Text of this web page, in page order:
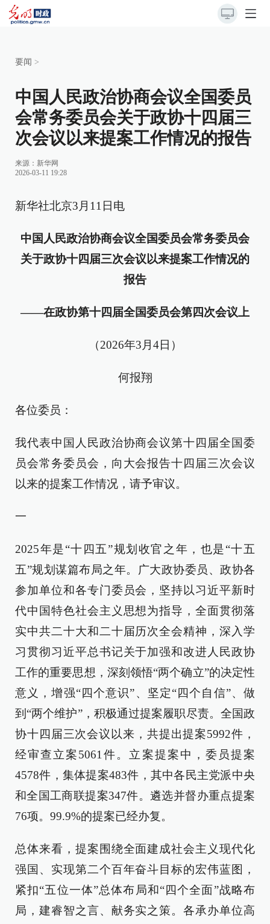
要闻 >
中国人民政治协商会议全国委员
会常务委员会关于政协十四届三
次会议以来提案工作情况的报告
来源： 新华网
2026-03-11 19:28
新华社北京3月11日电
中国人民政治协商会议全国委员会常务委员会
关于政协十四届三次会议以来提案工作情况的
报告
——在政协第十四届全国委员会第四次会议上
（2026年3月4日）
何报翔
各位委员：
我代表中国人民政治协商会议第十四届全国委
员会常务委员会，向大会报告十四届三次会议
以来的提案工作情况，请予审议。
一
2025年是“十四五”规划收官之年，也是“十五
五”规划谋篇布局之年。广大政协委员、政协各
参加单位和各专门委员会，坚持以习近平新时
代中国特色社会主义思想为指导，全面贯彻落
实中共二十大和二十届历次全会精神，深入学
习贯彻习近平总书记关于加强和改进人民政协
工作的重要思想，深刻领悟“两个确立”的决定性
意义，增强“四个意识”、坚定“四个自信”、做
到“两个维护”，积极通过提案履职尽责。全国政
协十四届三次会议以来，共提出提案5992件，
经审查立案5061件。立案提案中，委员提案
4578件，集体提案483件，其中各民主党派中央
和全国工商联提案347件。遴选并督办重点提案
76项。99.9%的提案已经办复。
总体来看，提案围绕全面建成社会主义现代化
强国、实现第二个百年奋斗目标的宏伟蓝图，
紧扣“五位一体”总体布局和“四个全面”战略布
局，建睿智之言、献务实之策。各承办单位高